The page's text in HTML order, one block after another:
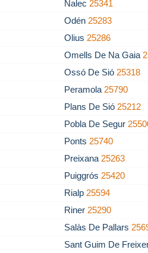
Nalec 25341
Odén 25283
Olius 25286
Omells De Na Gaia
Ossó De Sió 25318
Peramola 25790
Plans De Sió 25212
Pobla De Segur
Ponts 25740
Preixana 25263
Puiggrós 25420
Rialp 25594
Riner 25290
Salàs De Pallars
Sant Guim De